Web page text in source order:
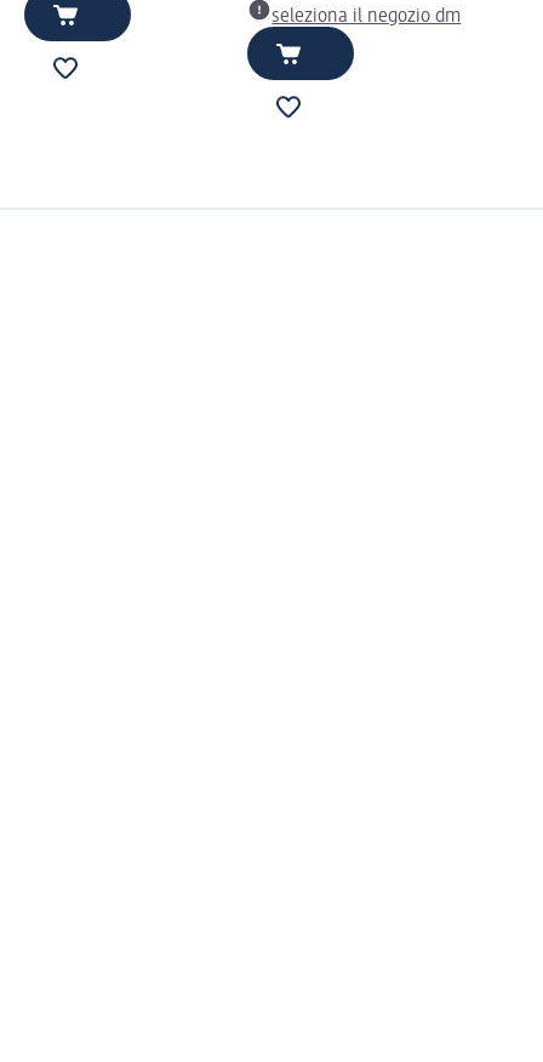
seleziona il negozio dm